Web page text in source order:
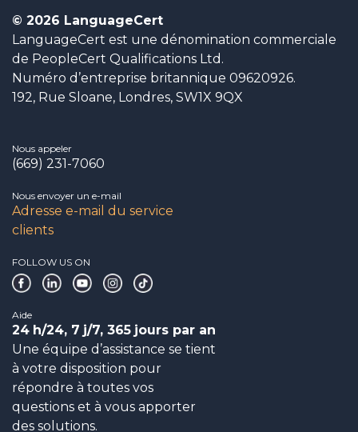
© 2026 LanguageCert
LanguageCert est une dénomination commerciale
de PeopleCert Qualifications Ltd.
Numéro d’entreprise britannique 09620926.
192, Rue Sloane, Londres, SW1X 9QX
Nous appeler
(669) 231-7060
Nous envoyer un e-mail
Adresse e-mail du service
clients
FOLLOW US ON
Aide
24 h/24, 7 j/7, 365 jours par an
Une équipe d’assistance se tient
à votre disposition pour
répondre à toutes vos
questions et à vous apporter
des solutions.